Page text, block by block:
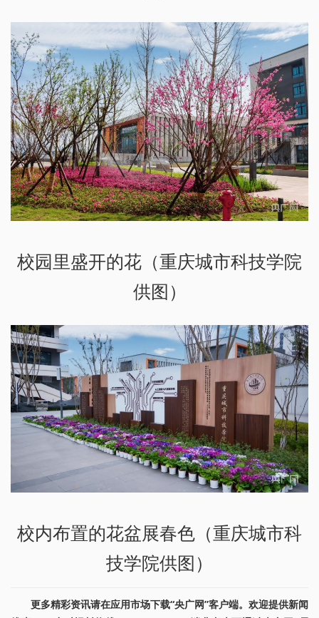
校园里盛开的花（重庆城市科技学院
供图）
校内布置的花盆展春色（重庆城市科
技学院供图）
更多精彩资讯请在应用市场下载“央广网”客户端。欢迎提供新闻